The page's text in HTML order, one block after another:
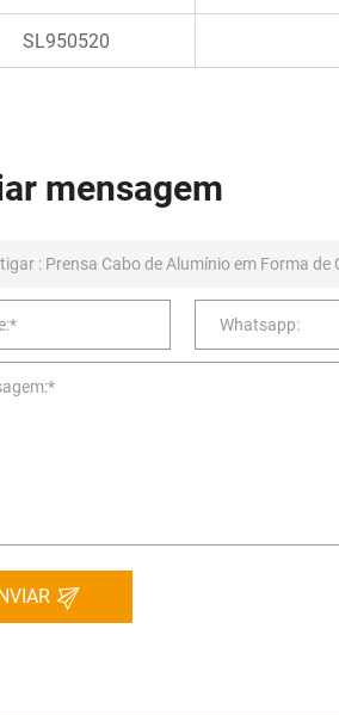
SL950520
mensagem